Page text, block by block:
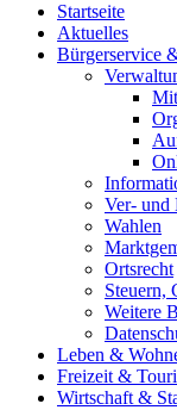
Startseite
Aktuelles
Bürgerservice
Ver- und
Wahlen
Ortsrecht
Steuern,
Weitere
Leben &
Freizeit &
Wirtschaft &